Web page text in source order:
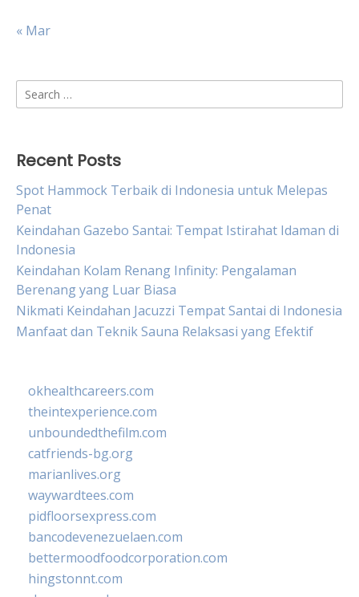
« Mar
Search
for:
Recent Posts
Spot Hammock Terbaik di Indonesia untuk Melepas
Penat
Keindahan Gazebo Santai: Tempat Istirahat Idaman di
Indonesia
Keindahan Kolam Renang Infinity: Pengalaman
Berenang yang Luar Biasa
Nikmati Keindahan Jacuzzi Tempat Santai di Indonesia
Manfaat dan Teknik Sauna Relaksasi yang Efektif
okhealthcareers.com
theintexperience.com
unboundedthefilm.com
catfriends-bg.org
marianlives.org
waywardtees.com
pidfloorsexpress.com
bancodevenezuelaen.com
bettermoodfoodcorporation.com
hingstonnt.com